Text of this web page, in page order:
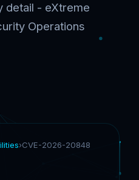
detail - eXtreme
Operations
›CVE-2026-20848